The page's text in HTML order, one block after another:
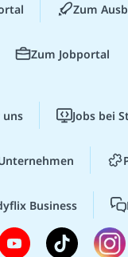
Zum
Zum Jobportal
uns Jobs bei
Business